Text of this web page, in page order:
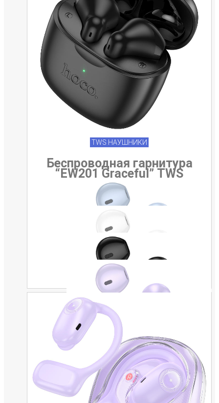
TWS НАУШНИКИ
Беспроводная гарнитура
“EW201 Graceful” TWS